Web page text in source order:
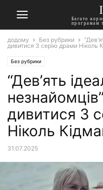
Багато
програмам
додому Без рубрики
дивитися 3 серію драми Ніколь
Без рубрики
“Дев’ять
дивитися 3
Ніколь
31.07.2025